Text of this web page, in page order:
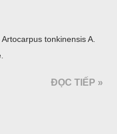
tonkinensis A.
ĐỌC TIẾP »